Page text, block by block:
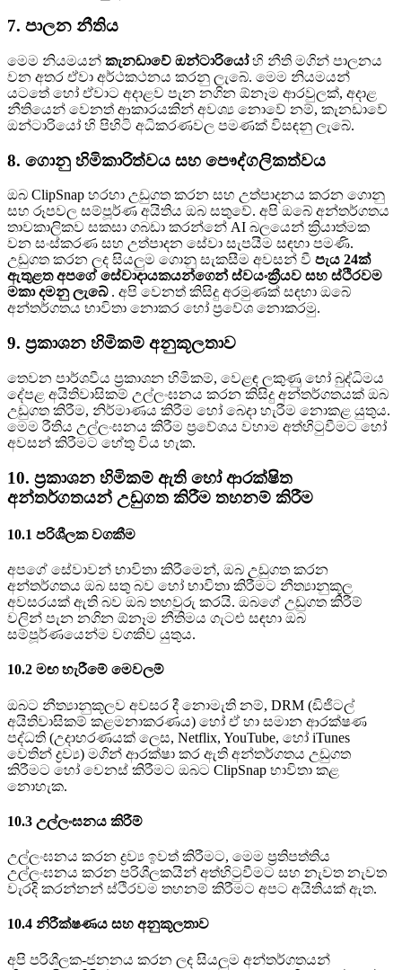
7. පාලන නීතිය
මෙම නියමයන් කැනඩාවේ ඔන්ටාරියෝහි නීති මගින් පාලනය
වන අතර ඒවා අර්ථකථනය කරනු ලැබේ. මෙම නියමයන්
යටතේ හෝ ඒවාට අදාළව පැන නගින ඕනෑම ආරවුලක්, අදාළ
නීතියෙන් වෙනත් ආකාරයකින් අවශ්‍ය නොවේ නම්, කැනඩාවේ
ඔන්ටාරියෝ හි පිහිටි අධිකරණවල පමණක් විසඳනු ලැබේ.
8. ගොනු හිමිකාරිත්වය සහ පෞද්ගලිකත්වය
ඔබ ClipSnap හරහා උඩුගත කරන සහ උත්පාදනය කරන ගොනු
සහ රූපවල සම්පූර්ණ අයිතිය ඔබ සතුවේ. අපි ඔබේ අන්තර්ගතය
තාවකාලිකව සකසා ගබඩා කරන්නේ AI බලයෙන් ක්‍රියාත්මක
වන සංස්කරණ සහ උත්පාදන සේවා සැපයීම සඳහා පමණි.
උඩුගත කරන ලද සියලුම ගොනු සැකසීම අවසන් වී පැය 24ක්
ඇතුළත අපගේ සේවාදායකයන්ගෙන් ස්වයංක්‍රීයව සහ ස්ථිරවම
මකා දමනු ලැබේ. අපි වෙනත් කිසිදු අරමුණක් සඳහා ඔබේ
අන්තර්ගතය භාවිතා නොකර හෝ ප්‍රවේශ නොකරමු.
9. ප්‍රකාශන හිමිකම් අනුකූලතාව
තෙවන පාර්ශවීය ප්‍රකාශන හිමිකම්, වෙළඳ ලකුණු හෝ බුද්ධිමය
දේපළ අයිතිවාසිකම් උල්ලංඝනය කරන කිසිදු අන්තර්ගතයක් ඔබ
උඩුගත කිරීම, නිර්මාණය කිරීම හෝ බෙදා හැරීම නොකළ යුතුය.
මෙම රීතිය උල්ලංඝනය කිරීම ප්‍රවේශය වහාම අත්හිටුවීමට හෝ
අවසන් කිරීමට හේතු විය හැක.
10. ප්‍රකාශන හිමිකම් ඇති හෝ ආරක්ෂිත
අන්තර්ගතයන් උඩුගත කිරීම තහනම් කිරීම
10.1 පරිශීලක වගකීම
අපගේ සේවාවන් භාවිතා කිරීමෙන්, ඔබ උඩුගත කරන
අන්තර්ගතය ඔබ සතු බව හෝ භාවිතා කිරීමට නීත්‍යානුකූල
අවසරයක් ඇති බව ඔබ තහවුරු කරයි. ඔබගේ උඩුගත කිරීම්
වලින් පැන නගින ඕනෑම නීතිමය ගැටළු සඳහා ඔබ
සම්පූර්ණයෙන්ම වගකිව යුතුය.
10.2 මඟ හැරීමේ මෙවලම්
ඔබට නීත්‍යානුකූලව අවසර දී නොමැති නම්, DRM (ඩිජිටල්
අයිතිවාසිකම් කළමනාකරණය) හෝ ඒ හා සමාන ආරක්ෂණ
පද්ධති (උදාහරණයක් ලෙස, Netflix, YouTube, හෝ iTunes
වෙතින් ද්‍රව්‍ය) මගින් ආරක්ෂා කර ඇති අන්තර්ගතය උඩුගත
කිරීමට හෝ වෙනස් කිරීමට ඔබට ClipSnap භාවිතා කළ
නොහැක.
10.3 උල්ලංඝනය කිරීම්
උල්ලංඝනය කරන ද්‍රව්‍ය ඉවත් කිරීමට, මෙම ප්‍රතිපත්තිය
උල්ලංඝනය කරන පරිශීලකයින් අත්හිටුවීමට සහ නැවත නැවත
වැරදි කරන්නන් ස්ථිරවම තහනම් කිරීමට අපට අයිතියක් ඇත.
10.4 නිරීක්ෂණය සහ අනුකූලතාව
අපි පරිශීලක-ජනනය කරන ලද සියලුම අන්තර්ගතයන්